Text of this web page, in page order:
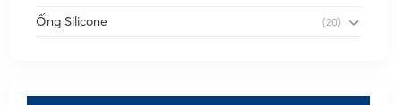
Ống Silicone (20)